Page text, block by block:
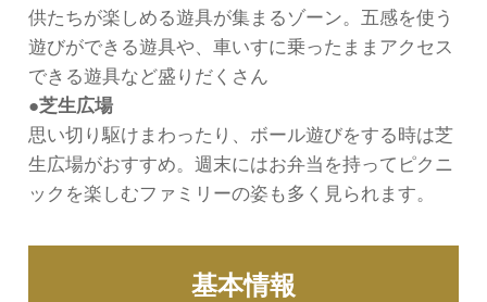
供たちが楽しめる遊具が集まるゾーン。五感を使う
遊びができる遊具や、車いすに乗ったままアクセス
できる遊具など盛りだくさん
●芝生広場
思い切り駆けまわったり、ボール遊びをする時は芝
生広場がおすすめ。週末にはお弁当を持ってピクニ
ックを楽しむファミリーの姿も多く見られます。
基本情報